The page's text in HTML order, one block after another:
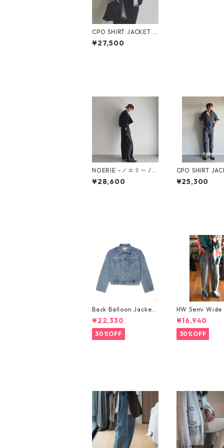
CPO SHIRT JACKET /
CPO シャツジャケッ
トWB23305
¥27,500
NOERIE -ノエリー /
WB24308-BLACK
¥28,600
CPO SHIRT
CPO シャツジ
ト / WB25113-
¥25,300
Back Balloon Jacket
（WBN3304-MID BL
UE）バックバルーンジ
ャケト
¥22,330
30%OFF
HW Semi
TUCK Pants/
3-LIGHTBLUE
¥16,940
30%OFF